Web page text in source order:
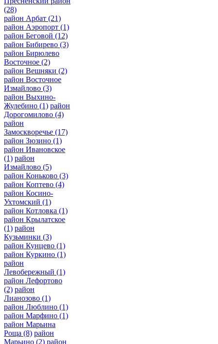
(28)
район Арбат (21)
район Аэропорт (1)
район Беговой (12)
район Бибирево (3)
район Бирюлево
Восточное (2)
район Вешняки (2)
район Восточное
Измайлово (3)
район Выхино-
Жулебино (1) район
Дорогомилово (4)
район
Замоскворечье (17)
район Зюзино (1)
район Ивановское
(1) район
Измайлово (5)
район Коньково (3)
район Коптево (4)
район Косино-
Ухтомский (1)
район Котловка (1)
район Крылатское
(1) район
Кузьминки (3)
район Кунцево (1)
район Куркино (1)
район
Левобережный (1)
район Лефортово
(2) район
Лианозово (1)
район Люблино (1)
район Марфино (1)
район Марьина
Роща (8) район
Марьино (2) район